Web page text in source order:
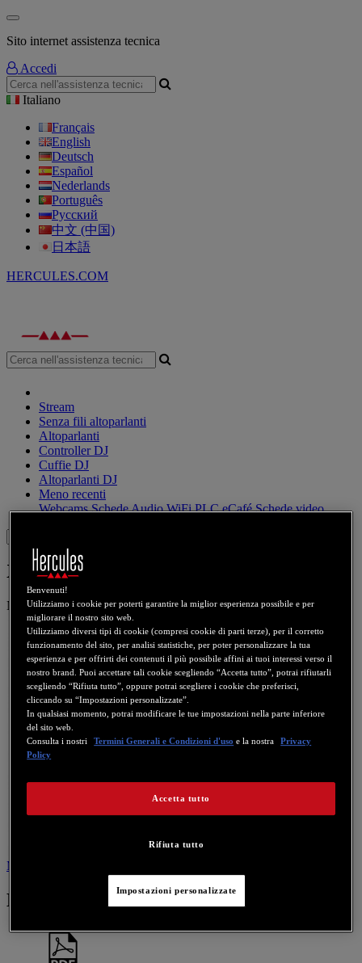
Sito internet assistenza tecnica
Accedi
Italiano
Français
English
Deutsch
Español
Nederlands
Português
Русский
中文 (中国)
日本語
HERCULES.COM
Stream
Senza fili altoparlanti
Altoparlanti
Controller DJ
Cuffie DJ
Altoparlanti DJ
Meno recenti
Webcams Schede Audio WiFi PLC eCafé Schede video
XPS 2.0 30 DJ CLUB
Numero prodotto 4768185 4769225 4780690 4781031
Manuale
Manuale
Benvenuti!
Utilizziamo i cookie per poterti garantire la miglior esperienza possibile e per
migliorare il nostro sito web.
Utilizziamo diversi tipi di cookie (compresi cookie di parti terze), per il corretto
funzionamento del sito, per analisi statistiche, per poter personalizzare la tua
esperienza e per offrirti dei contenuti il più possibile affini ai tuoi interessi verso il
nostro brand. Puoi accettare tali cookie scegliendo “Accetta tutto”, potrai rifiutarli
scegliendo “Rifiuta tutto”, oppure potrai scegliere i cookie che preferisci,
cliccando su “Impostazioni personalizzate”.
In qualsiasi momento, potrai modificare le tue impostazioni nella parte inferiore
del sito web.
Consulta i nostri
Termini Generali e Condizioni d'uso e la nostra
Privacy
Policy
Rifiuta tutto
Accetta tutto
Impostazioni personalizzate